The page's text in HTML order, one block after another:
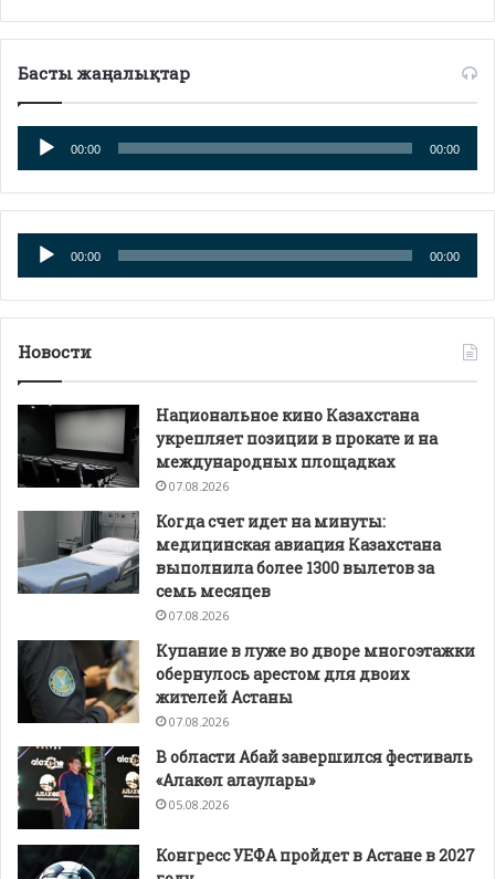
Басты жаңалықтар
Аудиоплеер
00:00 00:00
Аудиоплеер
00:00 00:00
Новости
Национальное кино Казахстана
укрепляет позиции в прокате и на
международных площадках
07.08.2026
Когда счет идет на минуты:
медицинская авиация Казахстана
выполнила более 1300 вылетов за
семь месяцев
07.08.2026
Купание в луже во дворе многоэтажки
обернулось арестом для двоих
жителей Астаны
07.08.2026
В области Абай завершился фестиваль
«Алакөл алаулары»
05.08.2026
Конгресс УЕФА пройдет в Астане в 2027